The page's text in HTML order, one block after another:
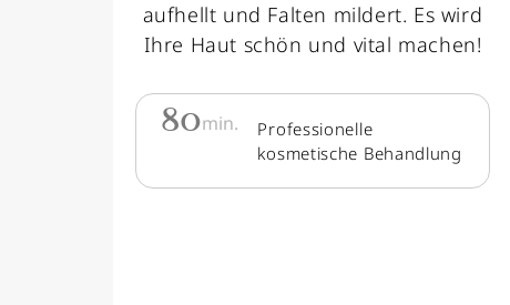
aufhellt und Falten mildert. Es wird
Ihre Haut schön und vital machen!
80min.
Professionelle
kosmetische Behandlung